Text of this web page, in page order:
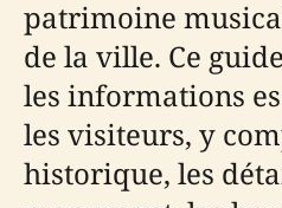
patrimoine
de la ville. Ce
les informations
les visiteurs, y
historique, les